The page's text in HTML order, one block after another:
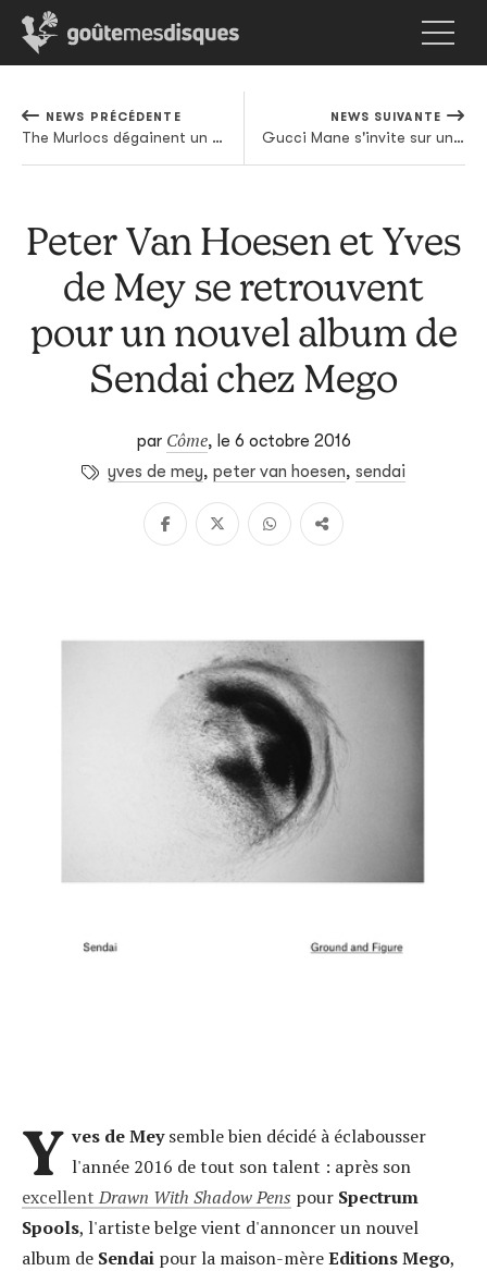
NEWS PRÉCÉDENTE
The Murlocs dégainent un nouveau clip issu de Young Blindness
NEWS SUIVANTE
Gucci Mane s'invite sur un tube de poche signé Lil Yachty
Peter Van Hoesen et Yves
de Mey se retrouvent
pour un nouvel album de
Sendai chez Mego
par Côme, le 6 octobre 2016
yves de mey, peter van hoesen, sendai
Y ves de Meysemble bien décidé à éclabousser
l'année 2016 de tout son talent : après son
excellentDrawn With Shadow Pens pour Spectrum
Spools, l'artiste belge vient d'annoncer un nouvel
album de Sendai pour la maison-mèreEditions Mego,